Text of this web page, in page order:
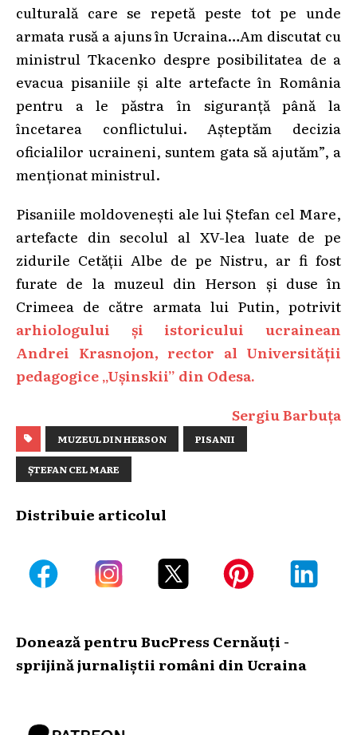
culturală care se repetă peste tot pe unde
armata rusă a ajuns în Ucraina…Am discutat cu
ministrul Tkacenko despre posibilitatea de a
evacua pisaniile și alte artefacte în România
pentru a le păstra în siguranță până la
încetarea conflictului. Așteptăm decizia
oficialilor ucraineni, suntem gata să ajutăm”, a
menționat ministrul.
Pisaniile moldovenești ale lui Ștefan cel Mare,
artefacte din secolul al XV-lea luate de pe
zidurile Cetății Albe de pe Nistru, ar fi fost
furate de la muzeul din Herson și duse în
Crimeea de către armata lui Putin, potrivit
arhiologului și istoricului ucrainean
Andrei Krasnojon, rector al Universității
pedagogice „Ușinskii” din Odesa.
Sergiu Barbuța
MUZEUL DIN HERSON PISANII
ȘTEFAN CEL MARE
Distribuie articolul
Donează pentru BucPress Cernăuți -
sprijină jurnaliștii români din Ucraina